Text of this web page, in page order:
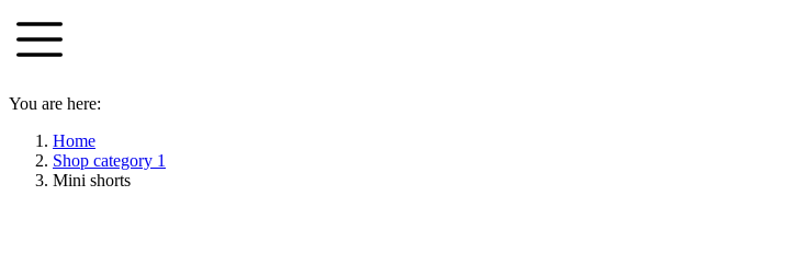
to
content
You are here:
Home
Shop category 1
Mini shorts